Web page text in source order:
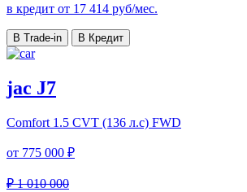
в кредит от 17 414 руб/мес.
В Trade-in В Кредит
jac J7
Comfort 1.5 CVT (136 л.с) FWD
от 775 000 ₽
₽ 1 010 000